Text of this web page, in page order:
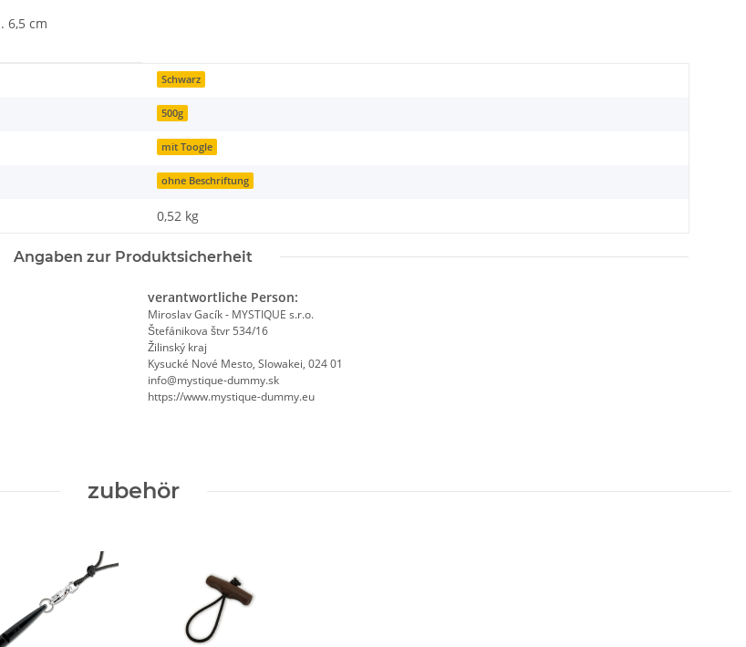
6,5 cm
Schwarz
500g
mit Toogle
ohne Beschriftung
0,52 kg
Angaben zur Produktsicherheit
verantwortliche Person:
Miroslav Gacík - MYSTIQUE s.r.o.
Štefánikova štvr 534/16
Žilinský kraj
Kysucké Nové Mesto, Slowakei, 024 01
info@mystique-dummy.sk
https://www.mystique-dummy.eu
zubehör